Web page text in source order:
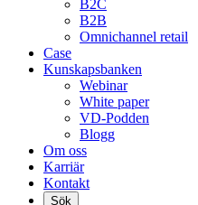
B2C
B2B
Omnichannel retail
Case
Kunskaps­banken
Webinar
White paper
VD-Podden
Blogg
Om oss
Karriär
Kontakt
Sök